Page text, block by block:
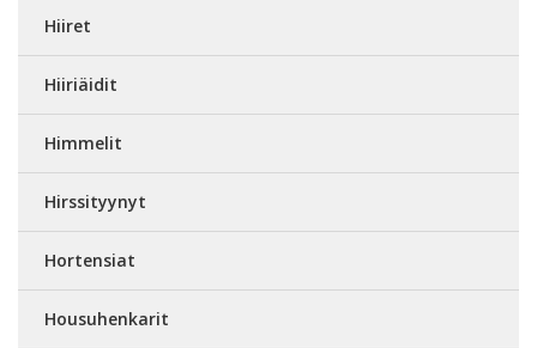
Hiiret
Hiiriäidit
Himmelit
Hirssityynyt
Hortensiat
Housuhenkarit